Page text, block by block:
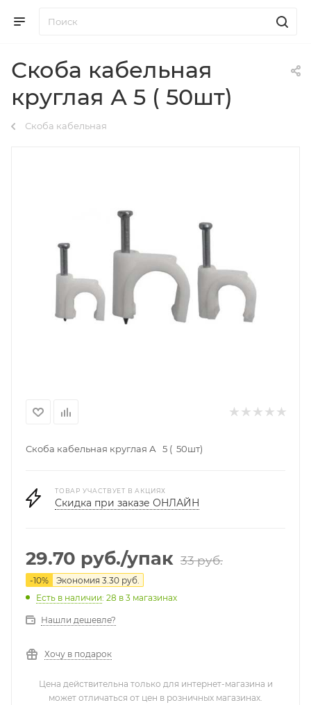
Скоба кабельная
круглая А 5 ( 50шт)
Скоба кабельная
Скоба кабельная круглая А 5 ( 50шт)
ТОВАР УЧАСТВУЕТ В АКЦИЯХ
Скидка при заказе ОНЛАЙН
29.70 руб./упак 33руб.
-10% Экономия 3.30 руб.
Есть в наличии: 28 в 3 магазинах
Нашли дешевле?
Хочу в подарок
Цена действительна только для интернет-магазина и
может отличаться от цен в розничных магазинах.